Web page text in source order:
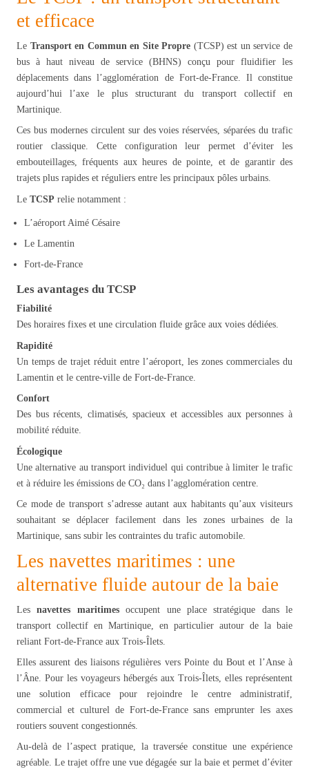
et efficace
Le Transport en Commun en Site Propre (TCSP) est un service de
bus à haut niveau de service (BHNS) conçu pour fluidifier les
déplacements dans l’agglomération de Fort-de-France. Il constitue
aujourd’hui l’axe le plus structurant du transport collectif en
Martinique.
Ces bus modernes circulent sur des voies réservées, séparées du trafic
routier classique. Cette configuration leur permet d’éviter les
embouteillages, fréquents aux heures de pointe, et de garantir des
trajets plus rapides et réguliers entre les principaux pôles urbains.
Le TCSP relie notamment :
L’aéroport Aimé Césaire
Le Lamentin
Fort-de-France
Les avantages du TCSP
Fiabilité
Des horaires fixes et une circulation fluide grâce aux voies dédiées.
Rapidité
Un temps de trajet réduit entre l’aéroport, les zones commerciales du
Lamentin et le centre-ville de Fort-de-France.
Confort
Des bus récents, climatisés, spacieux et accessibles aux personnes à
mobilité réduite.
Écologique
Une alternative au transport individuel qui contribue à limiter le trafic
et à réduire les émissions de CO₂ dans l’agglomération centre.
Ce mode de transport s’adresse autant aux habitants qu’aux visiteurs
souhaitant se déplacer facilement dans les zones urbaines de la
Martinique, sans subir les contraintes du trafic automobile.
Les navettes maritimes : une
alternative fluide autour de la baie
Lesnavettes maritimesoccupent une place stratégique dans le
transport collectif en Martinique, en particulier autour de la baie
reliant Fort-de-France aux Trois-Îlets.
Elles assurent des liaisons régulières vers Pointe du Bout et l’Anse à
l’Âne. Pour les voyageurs hébergés aux Trois-Îlets, elles représentent
une solution efficace pour rejoindre le centre administratif,
commercial et culturel de Fort-de-France sans emprunter les axes
routiers souvent congestionnés.
Au-delà de l’aspect pratique, la traversée constitue une expérience
agréable. Le trajet offre une vue dégagée sur la baie et permet d’éviter